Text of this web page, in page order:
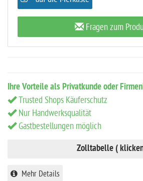
Fragen zum
Ihre Vorteile als Privatkunde oder
Trusted Shops Käuferschutz
Nur Handwerksqualität
Gastbestellungen möglich
Zolltabelle (
Mehr Details